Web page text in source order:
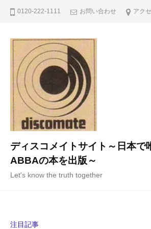
0120-222-1111 お問い合わせ アク
ディスコメイトサイト～日本で
ABBAの本を出版～
Let's know the truth together
注目記事